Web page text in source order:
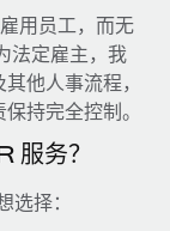
用员工，而无
法定雇主，我
他人事流程，
持完全控制。
服务？
择：